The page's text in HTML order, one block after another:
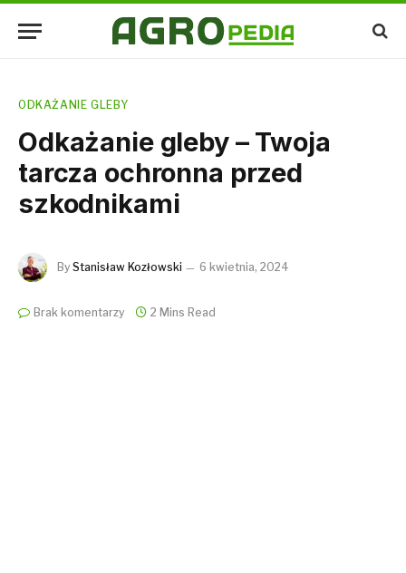
ODKAŻANIE GLEBY
Odkażanie gleby – Twoja
tarcza ochronna przed
szkodnikami
By Stanisław Kozłowski 6 kwietnia, 2024
Brak komentarzy 2 Mins Read